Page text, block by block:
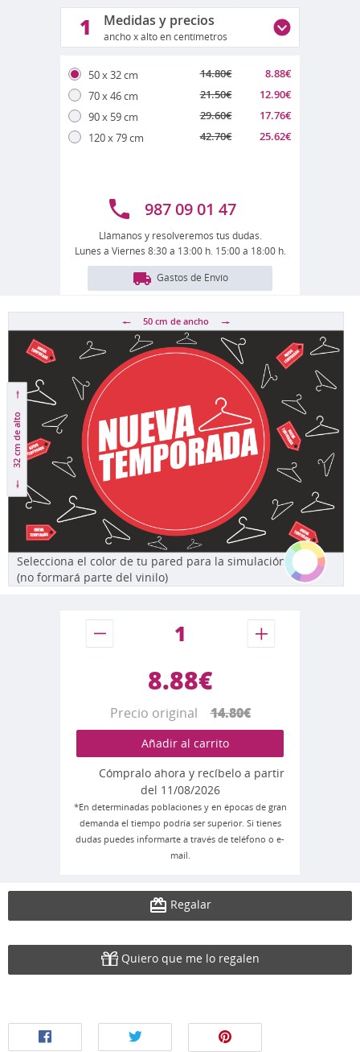
1 Medidas y precios
ancho x alto en centímetros
50 x 32 cm
70 x 46 cm
90 x 59 cm
120 x 79 cm
14.80€
21.50€
29.60€
42.70€
8.88€
12.90€
17.76€
25.62€
987 09 01 47
Llámanos y resolveremos tus dudas.
Lunes a Viernes 8:30 a 13:00 h. 15:00 a 18:00 h.
Gastos de Envío
50 cm de ancho
32 cm
de alto
Selecciona el color de tu pared para la simulación
(no formará parte del vinilo)
8.88€
Precio original14.80€
Añadir al carrito
Cómpralo ahora y recíbelo a partir
del 11/08/2026
*En determinadas poblaciones y en épocas de gran
demanda el tiempo podría ser superior. Si tienes
dudas puedes informarte a través de teléfono o e-
mail.
Regalar
Quiero que me lo regalen